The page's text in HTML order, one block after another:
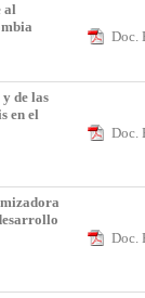
al
Doc.
de las
en el
Doc.
Doc.